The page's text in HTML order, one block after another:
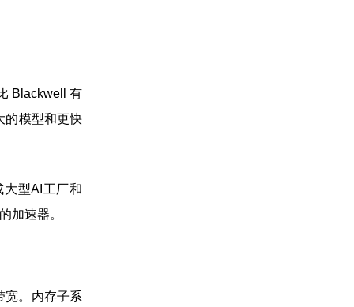
Blackwell 有
的模型和更快
大型AI工厂和
加速器。
宽。内存子系